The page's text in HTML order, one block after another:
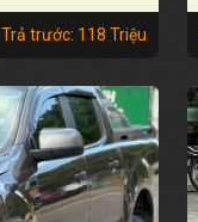
Trả trước: 118 Triệu